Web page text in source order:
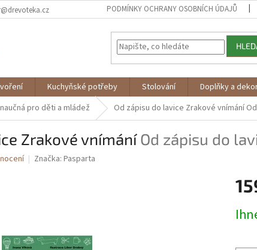
PODMÍNKY OCHRANY OSOBNÍCH ÚDAJŮ
Kuchyňské potřeby Stolování Doplňky a
pro děti a mládež Od zápisu do lavice Zrakové vnímání
Zrakové vnímáníOd zápisu do
Značka: Pasparta
cena: